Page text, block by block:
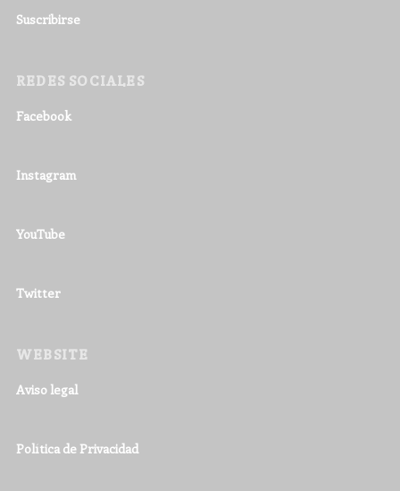
Suscribirse
REDES SOCIALES
Facebook
Instagram
YouTube
Twitter
WEBSITE
Aviso legal
Política de Privacidad